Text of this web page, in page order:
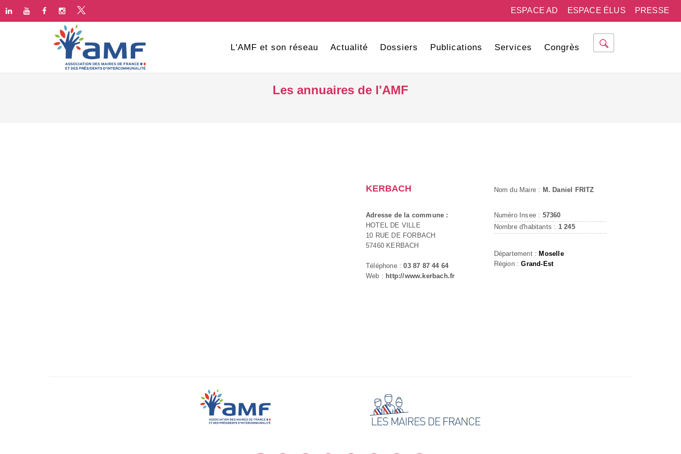
PRESSE
ESPACE ÉLUS
ESPACE AD
L'AMF et son réseau Actualité Dossiers Publications Services Congrès
Les annuaires de l'AMF
KERBACH
Adresse de la commune :
HOTEL DE VILLE
10 RUE DE FORBACH
57460 KERBACH
Téléphone :03 87 87 44 64
Web : http://www.kerbach.fr
Nom du Maire : M. Daniel FRITZ
Numéro Insee : 57360
Nombre d'habitants : 1 245
Département : Moselle
Région :Grand-Est